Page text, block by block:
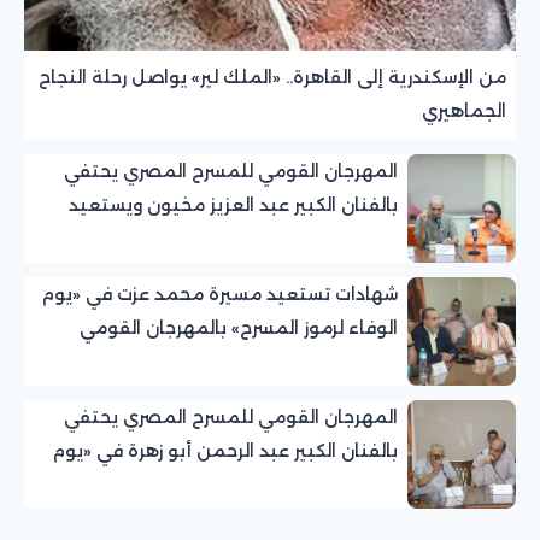
من الإسكندرية إلى القاهرة.. «الملك لير» يواصل رحلة النجاح
الجماهيري
المهرجان القومي للمسرح المصري يحتفي
بالفنان الكبير عبد العزيز مخيون ويستعيد
شهادات تستعيد مسيرة محمد عزت في «يوم
الوفاء لرموز المسرح» بالمهرجان القومي
المهرجان القومي للمسرح المصري يحتفي
بالفنان الكبير عبد الرحمن أبو زهرة في «يوم